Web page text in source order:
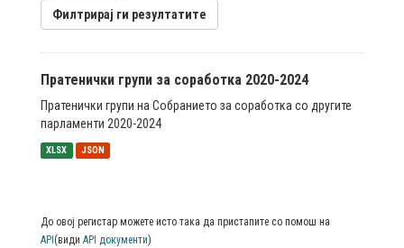
Филтрирај ги резултатите
Пратенички групи за соработка 2020-2024
Пратенички групи на Собранието за соработка со другите
парламенти 2020-2024
XLSX JSON
До овој регистар можете исто така да пристапите со помош на
API (види API документи)